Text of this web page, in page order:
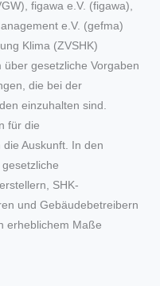
figawa e.V. (figawa),
e.V. (gefma)
Klima (ZVSHK)
gesetzliche Vorgaben
die bei der
einzuhalten sind.
für die
Auskunft. In den
SHK-
und Gebäudebetreibern
erheblichem Maße